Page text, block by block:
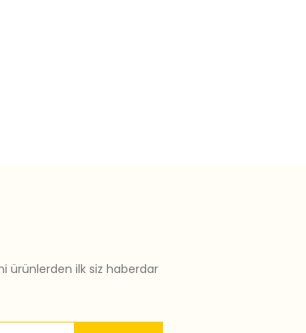
ürünlerden ilk siz haberdar